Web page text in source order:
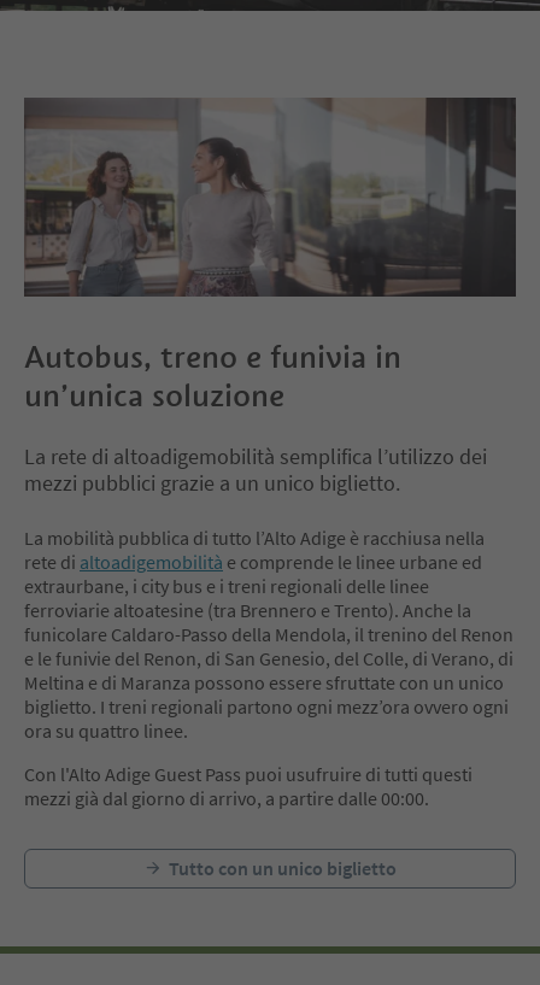
Autobus, treno e funivia in
un’unica soluzione
La rete di altoadigemobilità semplifica l’utilizzo dei
mezzi pubblici grazie a un unico biglietto.
La mobilità pubblica di tutto l’Alto Adige è racchiusa nella
rete di altoadigemobilità e comprende le linee urbane ed
extraurbane, i city bus e i treni regionali delle linee
ferroviarie altoatesine (tra Brennero e Trento). Anche la
funicolare Caldaro-Passo della Mendola, il trenino del Renon
e le funivie del Renon, di San Genesio, del Colle, di Verano, di
Meltina e di Maranza possono essere sfruttate con un unico
biglietto. I treni regionali partono ogni mezz’ora ovvero ogni
ora su quattro linee.
Con l'Alto Adige Guest Pass puoi usufruire di tutti questi
mezzi già dal giorno di arrivo, a partire dalle 00:00.
Tutto con un unico biglietto